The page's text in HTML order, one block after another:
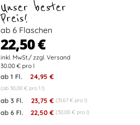
Unser bester
Preis!
ab 6 Flaschen
22,50 €
30.00 € pro l
ab 1 Fl. 24,95 €
(ab 30,00 € pro 1 l)
ab 3 Fl. 23,75 € (31,67 € pro l)
ab 6 Fl. 22,50 € (30,00 € pro l)